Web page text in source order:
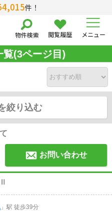
件！
物件検索 閲覧履歴 メニュー
覧(3ページ目)
絞り込む
お問い合わせ
」駅 徒歩39分